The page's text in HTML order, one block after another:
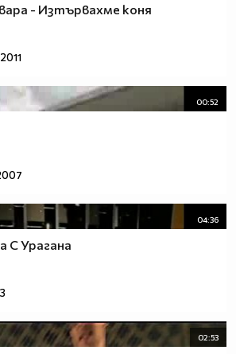
- Изтървахме коня
00:52
04:36
С Урагана
02:53